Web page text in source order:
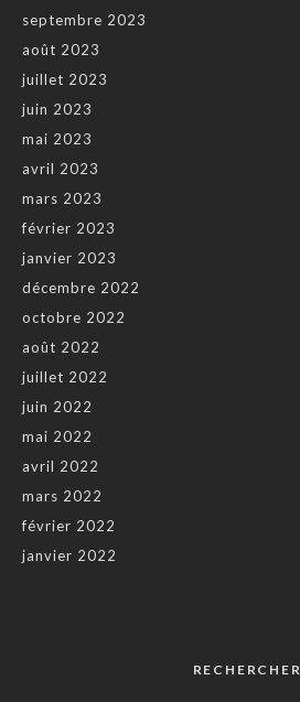
septembre 2023
août 2023
juillet 2023
juin 2023
mai 2023
avril 2023
mars 2023
février 2023
janvier 2023
décembre 2022
octobre 2022
août 2022
juillet 2022
juin 2022
mai 2022
avril 2022
mars 2022
février 2022
janvier 2022
RECHERCHER